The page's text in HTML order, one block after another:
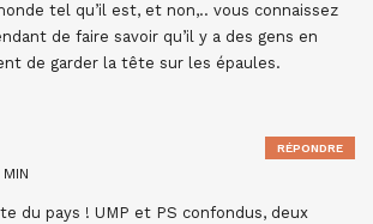
tel qu’il est, et non,.. vous connaissez
de faire savoir qu’il y a des gens en
de garder la tête sur les épaules.
du pays ! UMP et PS confondus, deux
RÉPONDRE